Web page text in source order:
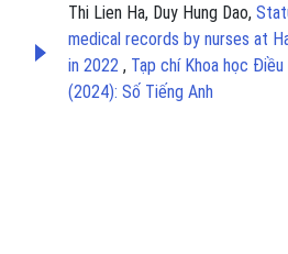
Thi Lien Ha, Duy Hung Dao,
medical records by nurses at
in 2022 , Tạp chí Khoa học
(2024): Số Tiếng Anh